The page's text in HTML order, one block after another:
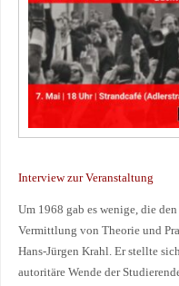
Interview zur Veranstaltung
Um 1968 gab es wenige, die
Vermittlung von Theorie und
Hans-Jürgen Krahl. Er stellte
autoritäre Wende der